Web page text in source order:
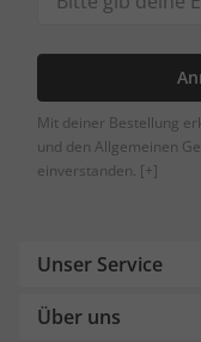
Mit deiner Bestellung
und den Allgemeinen
einverstanden. [+]
Unser Service
Über uns